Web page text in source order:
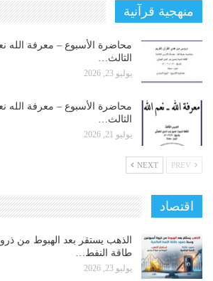
منهجية قرآنية
محاضرة الأسبوع – معرفة الله
الثالث…
يوليو 23, 2026
محاضرة الأسبوع – معرفة الله
الثالث…
يوليو 21, 2026
NEXT
اقتصاد
الذهب يستقر بعد الهبوط من
طاقة النفط…
يوليو 23, 2026